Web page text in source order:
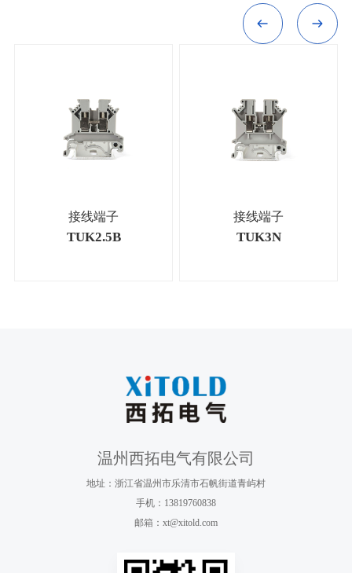
接线端子
TUK2.5B
接线端子
TUK3N
温州西拓电气有限公司
地址：浙江省温州市乐清市石帆街道青屿村
手机：13819760838
邮箱：xt@xitold.com